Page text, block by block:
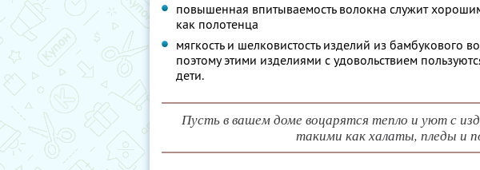
повышенная впитываемость волокна служит
как полотенца
мягкость и шелковистость изделий из бамбукового
поэтому этими изделиями с удовольствием
дети.
Пусть в вашем доме воцарятся тепло и уют с
такими как халаты, пледы и